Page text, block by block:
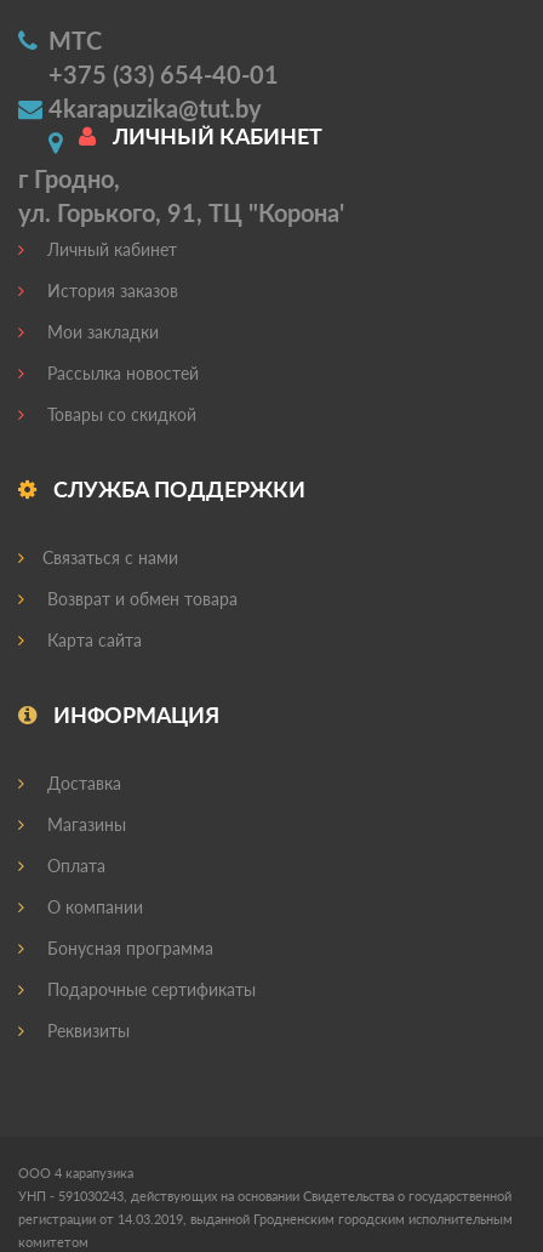
МТС
+375 (33) 654-40-01
4karapuzika@tut.by
г Гродно,
ул. Горького, 91, ТЦ "Корона'
ЛИЧНЫЙ КАБИНЕТ
Личный кабинет
История заказов
Мои закладки
Рассылка новостей
Товары со скидкой
СЛУЖБА ПОДДЕРЖКИ
Связаться с нами
Возврат и обмен товара
Карта сайта
ИНФОРМАЦИЯ
Доставка
Магазины
Оплата
О компании
Бонусная программа
Подарочные сертификаты
Реквизиты
ООО 4 карапузика
УНП - 591030243, действующих на основании Свидетельства о государственной
регистрации от 14.03.2019, выданной Гродненским городским исполнительным
комитетом